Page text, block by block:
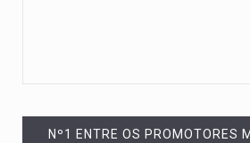
Nº1 ENTRE OS PROMOTORES